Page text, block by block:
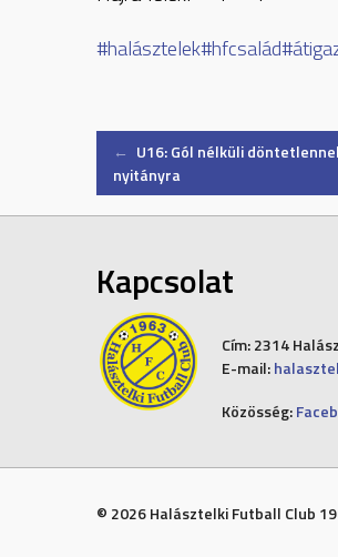
#halásztelek#hfcsalád
Post
navigation
← U16: Gól nélküli
nyitányra
Kapcsolat
Cím:2314
E-mail:
Közösség:
© 2026 Halásztelki Futball Club